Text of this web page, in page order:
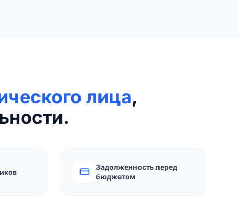
лица,
Задолженность перед
бюджетом